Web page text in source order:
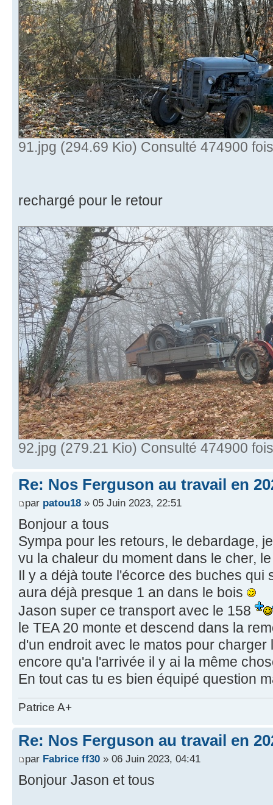
91.jpg (294.69 Kio) Consulté 474900 fois
rechargé pour le retour
92.jpg (279.21 Kio) Consulté 474900 fois
Re: Nos Ferguson au travail en
par patou18 » 05 Juin 2023, 22:51
Bonjour a tous
Sympa pour les retours, le debardage,
vu la chaleur du moment dans le cher,
Il y a déjà toute l'écorce des buches qui
aura déjà presque 1 an dans le bois
Jason super ce transport avec le 158
le TEA 20 monte et descend dans la
d'un endroit avec le matos pour charger
encore qu'a l'arrivée il y ai la même
En tout cas tu es bien équipé question
Patrice A+
Re: Nos Ferguson au travail en
par Fabrice ff30 » 06 Juin 2023, 04:41
Bonjour Jason et tous